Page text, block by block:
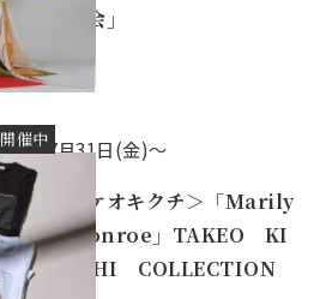
目の会」
開催中7月31日(金)～
＜タケオキクチ＞「Marily
n Monroe」TAKEO KI
KUCHI COLLECTION